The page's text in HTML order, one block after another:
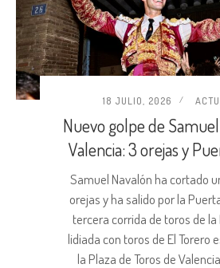
18 JULIO, 2026
Nuevo golpe de
Valencia: 3 orejas y
Samuel Navalón ha cortado
orejas y ha salido por la
tercera corrida de toros de la
lidiada con toros de El Torero
la Plaza de Toros de